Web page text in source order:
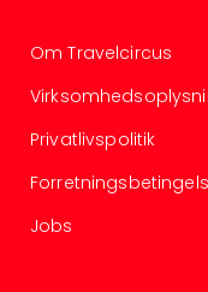
Om Travelcircus
Privatlivspolitik
Jobs